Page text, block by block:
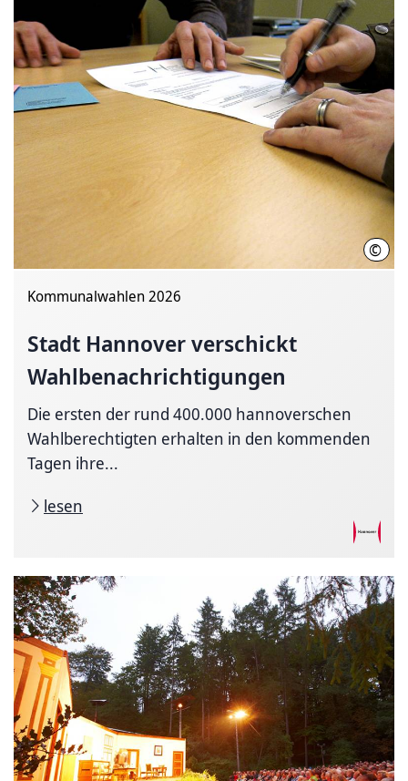
© LHH
Kommunalwahlen 2026
Stadt Hannover verschickt
Wahlbenachrichtigungen
Die ersten der rund 400.000 hannoverschen
Wahlberechtigten erhalten in den kommenden
Tagen ihre...
lesen